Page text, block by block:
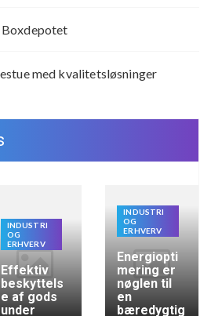
Boxdepotet
med kvalitetsløsninger
INDUSTRI
OG
ERHVERV
Effektiv
beskyttels
e af gods
under
INDUSTRI
OG
ERHVERV
Energiopti
mering er
nøglen til
en
bæredygtig